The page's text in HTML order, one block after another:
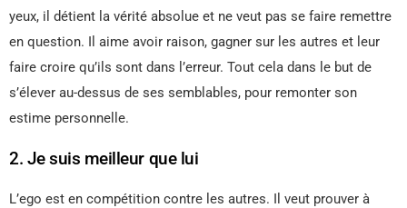
yeux, il détient la vérité absolue et ne veut pas se faire remettre
en question. Il aime avoir raison, gagner sur les autres et leur
faire croire qu’ils sont dans l’erreur. Tout cela dans le but de
s’élever au-dessus de ses semblables, pour remonter son
estime personnelle.
2. Je suis meilleur que lui
L’ego est en compétition contre les autres. Il veut prouver à